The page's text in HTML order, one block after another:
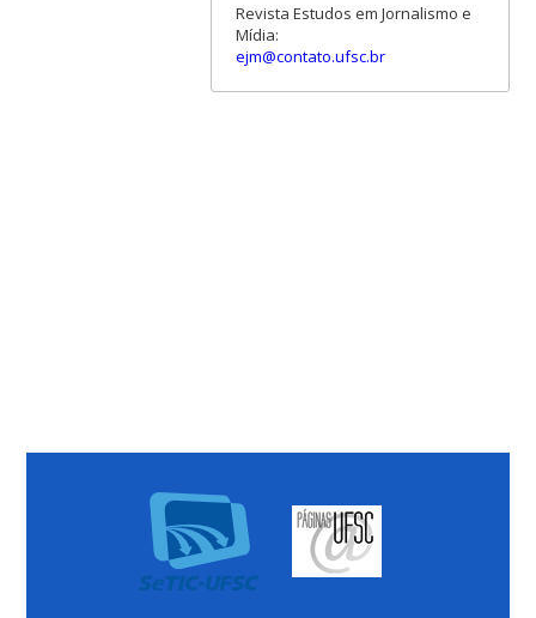
Revista Estudos em Jornalismo e
Mídia:
ejm@contato.ufsc.br